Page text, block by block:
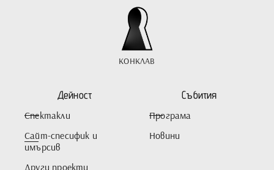
КОНКЛАВ
Дейност
Спектакли
Сайт-спесифик и
имърсив
Други проекти
Събития
Програма
Новини